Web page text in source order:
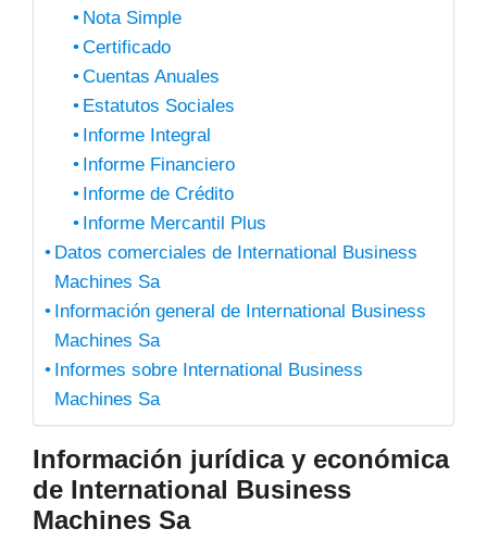
Nota Simple
Certificado
Cuentas Anuales
Estatutos Sociales
Informe Integral
Informe Financiero
Informe de Crédito
Informe Mercantil Plus
Datos comerciales de International Business
Machines Sa
Información general de International Business
Machines Sa
Informes sobre International Business
Machines Sa
Información jurídica y económica
de International Business
Machines Sa